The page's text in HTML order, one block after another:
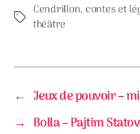
Étiquettes
Cendrillon, contes et
théâtre
← Jeux de pouvoir –
→ Bolla – Pajtim